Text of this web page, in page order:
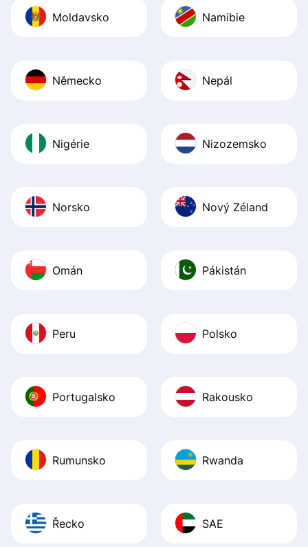
Moldavsko Namibie
Německo Nepál
Nigérie Nizozemsko
Norsko Nový Zéland
Omán Pákistán
Peru Polsko
Portugalsko Rakousko
Rumunsko Rwanda
Řecko SAE